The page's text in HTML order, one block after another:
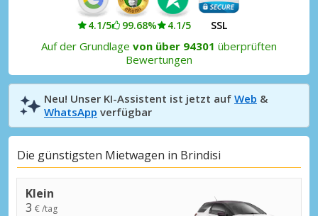
4.1/5 99.68% 4.1/5 SSL
Auf der Grundlage von über 94301 überprüften
Bewertungen
Neu! Unser KI-Assistent ist jetzt auf Web &
WhatsApp verfügbar
Die günstigsten Mietwagen in Brindisi
Klein
3 € /tag